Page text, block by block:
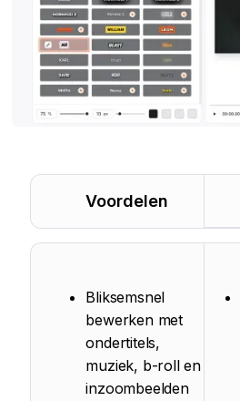
Voordelen
Bliksemsnel
bewerken met
ondertitels,
muziek, b-roll en
inzoombeelden